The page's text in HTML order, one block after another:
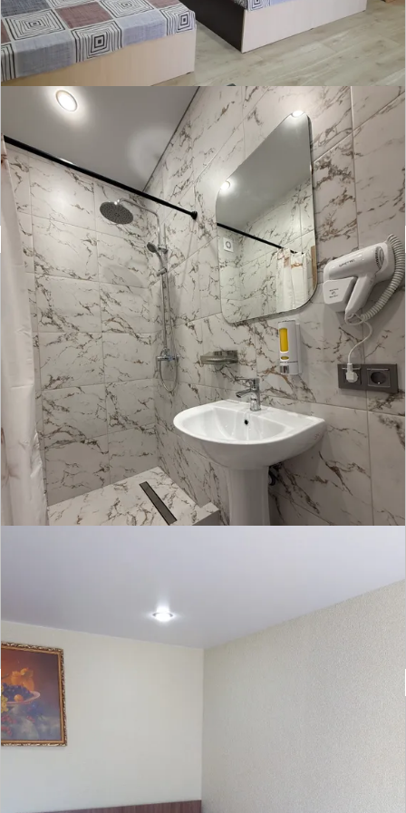
Гостевой дом ТутУют
Отзывов нет
● 2 номера
Время заселения:
Время выселения:
18:00
Подробнее ➝
Гостевой дом День&Ночь
14:00
Подробнее ➝